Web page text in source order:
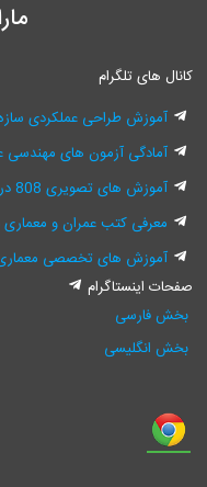
کانال های تلگرام
آموزش طراحی عملکردی
آمادگی آزمون های مهندسی
آموزش های تصویری 808 در تلگرام
معرفی کتب عمران و معماری
آموزش های تخصصی معماری
صفحات اینستاگرام
بخش فارسی
بخش انگلیسی